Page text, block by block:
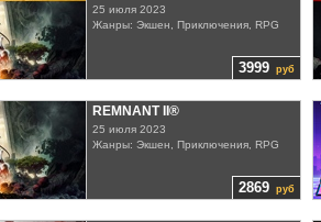
3999 руб
25 июля 2023
Жанры: Экшен, Приключения, RPG
2869 руб
REMNANT II®
25 июля 2023
Жанры: Экшен, Приключения, RPG